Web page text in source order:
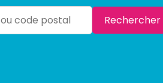
Rechercher